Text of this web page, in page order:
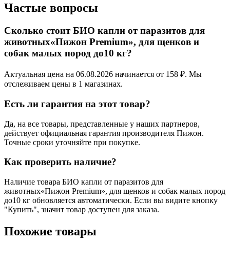
Частые вопросы
Сколько стоит БИО капли от паразитов для
животных«Пижон Premium», для щенков и
собак малых пород до10 кг?
Актуальная цена на 06.08.2026 начинается от 158 ₽. Мы
отслеживаем цены в 1 магазинах.
Есть ли гарантия на этот товар?
Да, на все товары, представленные у наших партнеров,
действует официальная гарантия производителя Пижон.
Точные сроки уточняйте при покупке.
Как проверить наличие?
Наличие товара БИО капли от паразитов для
животных«Пижон Premium», для щенков и собак малых пород
до10 кг обновляется автоматически. Если вы видите кнопку
"Купить", значит товар доступен для заказа.
Похожие товары